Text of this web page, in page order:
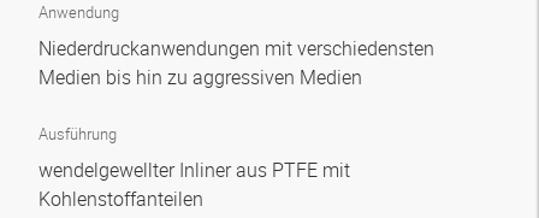
Anwendung
Niederdruckanwendungen mit verschiedensten
Medien bis hin zu aggressiven Medien
Ausführung
wendelgewellter Inliner aus PTFE mit
Kohlenstoffanteilen